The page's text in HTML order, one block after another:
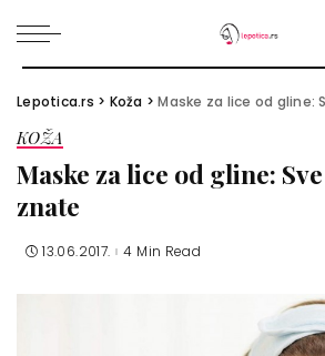
Lepotica.rs > Koža >Maske za lice od gline:
KOŽA
Maske za lice od gline:
znate
13.06.2017. 4 Min Read